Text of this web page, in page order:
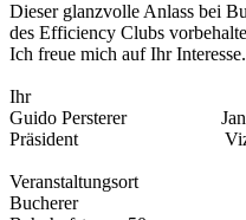
Dieser glanzvolle Anlass bei
des Efficiency Clubs
Ich freue mich auf Ihr Interesse.
Ihr
Guido Persterer
Präsident
Veranstaltungsort
Bucherer